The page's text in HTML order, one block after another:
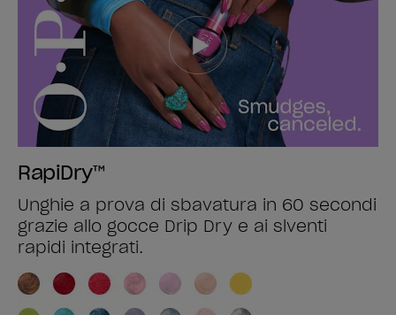
RapiDry™
Unghie a prova di sbavatura in 60 secondi
grazie allo gocce Drip Dry e ai slventi
rapidi integrati.